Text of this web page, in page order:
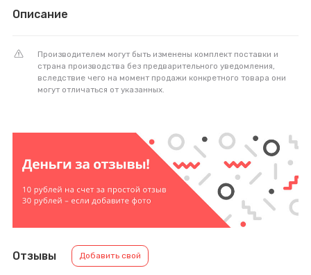
Описание
Производителем могут быть изменены комплект поставки и
страна производства без предварительного уведомления,
вследствие чего на момент продажи конкретного товара они
могут отличаться от указанных.
Отзывы Добавить свой